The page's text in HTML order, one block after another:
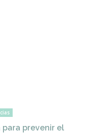
prevenir el